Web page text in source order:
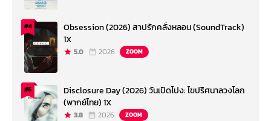
#4
Obsession (2026) สาปรักคลั่งหลอน (SoundTrack)
1X
5.0 2026 ZOOM
#5
Disclosure Day (2026) วันเปิดโปง: ไขปริศนาลวงโลก
(พากย์ไทย) 1X
3.8 2026 ZOOM